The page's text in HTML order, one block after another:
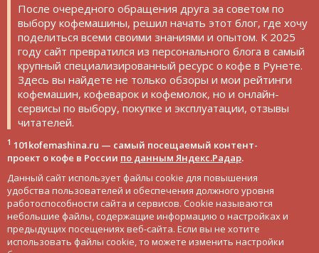
После очередного обращения друга за советом по
выбору кофемашины, решил начать этот блог, где хочу
поделиться всеми своими знаниями и опытом. К 2025
году сайт превратился из персонального блога в самый
крупный специализированный ресурс о кофе в Рунете.
Здесь вы найдете не только обзоры и мои рейтинги
кофемашин, кофеварок и кофемолок, но и онлайн-
сервисы по выбору, покупке и эксплуатации, отзывы
читателей.
1 101kofemashina.ru — самый посещаемый контент-
проект о кофе в России по данным Яндекс.Радар.
Данный сайт использует файлы cookie для повышения
удобства пользователей и обеспечения должного уровня
работоспособности сайта и сервисов. Cookie называются
небольшие файлы, содержащие информацию о настройках и
предыдущих посещениях веб-сайта. Если вы не хотите
использовать файлы cookie, то можете изменить настройки